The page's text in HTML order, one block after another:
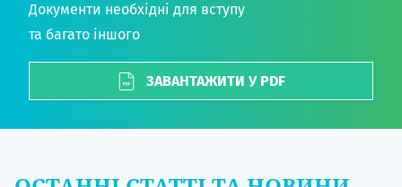
Документи необхідні для вступу
та багато іншого
ЗАВАНТАЖИТИ У PDF